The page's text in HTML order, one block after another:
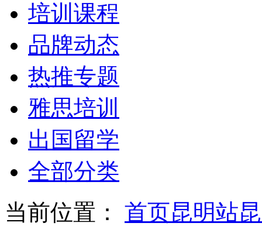
培训课程
品牌动态
热推专题
雅思培训
出国留学
全部分类
当前位置：
首页昆明站